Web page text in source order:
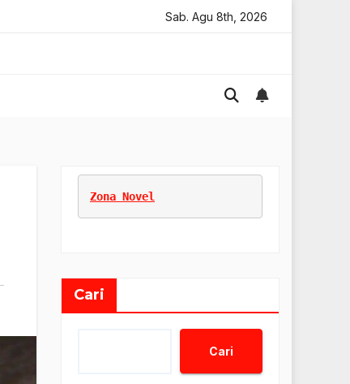
Strategi Social Media Kreatif
Sab. Agu 8th, 2026
Zona Novel
Cari
Cari